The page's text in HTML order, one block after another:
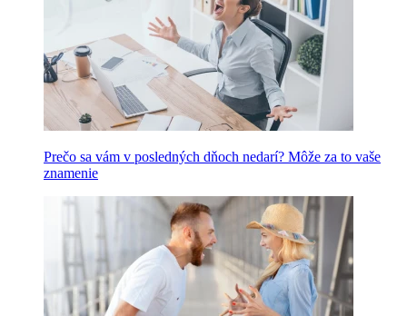
Prečo sa vám v posledných dňoch nedarí? Môže za to vaše
znamenie